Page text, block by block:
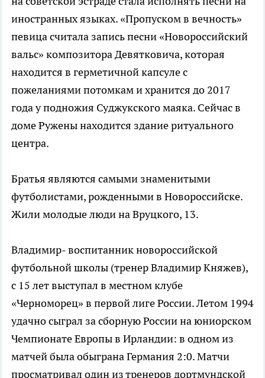
иностранных языках. «Пропуском в вечность»
певица считала запись песни «Новороссийский
вальс» композитора Девятковича, которая
находится в герметичной капсуле с
пожеланиями потомкам и хранится до 2017
года у подножия Суджукского маяка. Сейчас в
доме Ружены находится здание ритуального
центра.
Братья являются самыми знаменитыми
футболистами, рожденными в Новороссийске.
Жили молодые люди на Вруцкого, 13.
Владимир- воспитанник новороссийской
футбольной школы (тренер Владимир Княжев),
с 15 лет выступал в местном клубе
«Черноморец» в первой лиге России. Летом 1994
удачно сыграл за сборную России на юниорском
Чемпионате Европы в Ирландии: в одном из
матчей была обыграна Германия 2:0. Матчи
просматривал один из тренеров дортмундской